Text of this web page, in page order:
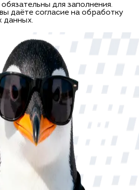
для заполнения.
даёте согласие на обработку
данных.